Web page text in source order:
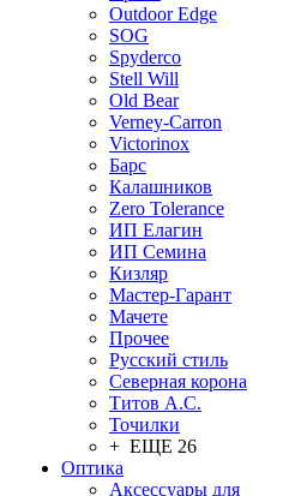
Outdoor Edge
SOG
Spyderco
Stell Will
Old Bear
Verney-Carron
Victorinox
Барс
Калашников
Zero Tolerance
ИП Елагин
ИП Семина
Кизляр
Мастер-Гарант
Мачете
Прочее
Русский стиль
Северная корона
Титов А.С.
Точилки
+ ЕЩЕ 26
Оптика
Аксессуары для